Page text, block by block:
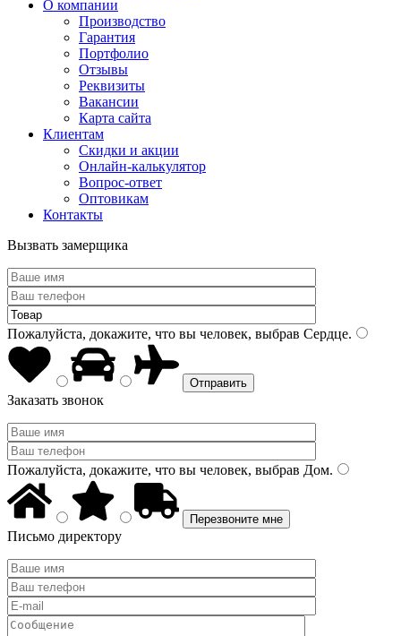
О компании
Производство
Гарантия
Портфолио
Отзывы
Реквизиты
Вакансии
Карта сайта
Клиентам
Скидки и акции
Онлайн-калькулятор
Вопрос-ответ
Оптовикам
Контакты
Вызвать замерщика
Пожалуйста, докажите, что вы человек, выбрав Сердце.
Заказать звонок
Пожалуйста, докажите, что вы человек, выбрав Дом.
Письмо директору